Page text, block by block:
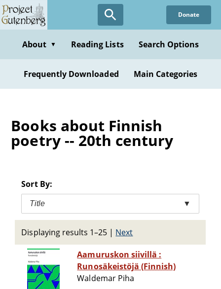
Skip
to
content
Donate
About ▼ Reading Lists Search Options
Frequently Downloaded Main Categories
Books about Finnish
poetry -- 20th century
Sort By:
Title ▼
Displaying results 1–25 | Next
Aamuruskon siivillä :
Runosäkeistöjä (Finnish)
Waldemar Piha